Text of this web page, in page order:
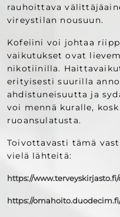
rauhoittava
vireystilan nousuun.
Kofeiini voi johtaa
vaikutukset ovat
nikotiinilla.
erityisesti suurilla
ahdistuneisuutta ja
voi mennä kuralle,
ruoansulatusta.
Toivottavasti tämä
vielä lähteitä:
https://www.terveyskirjasto.fi/
https://